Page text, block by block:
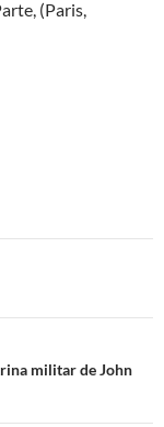
(Paris,
militar de John